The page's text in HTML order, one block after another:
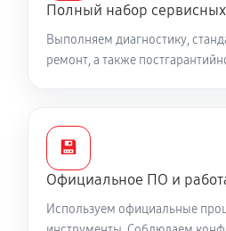
Полный набор сервисных
Выполняем диагностику,
ремонт, а также
💾
Официальное ПО и
Используем официальные